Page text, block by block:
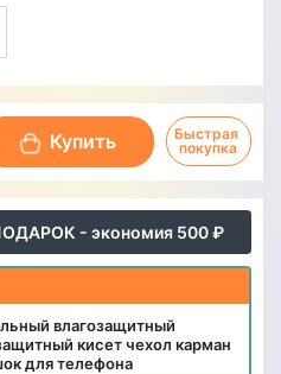
- экономия 500 ₽
влагозащитный
кисет чехол карман
для телефона
Купить
Быстрая
покупка